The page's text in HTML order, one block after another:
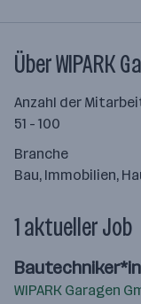
Über WIPARK
Anzahl der
51 - 100
Branche
Bau, Immobilien,
1 aktueller Job
Bautechniker*in
WIPARK Garagen